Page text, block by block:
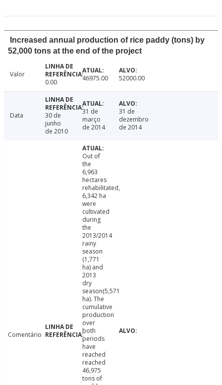
Increased annual production of rice paddy (tons) by
52,000 tons at the end of the project
Valor
0.00
46975.00 52000.00
Data
30 de
junho
de 2010
31 de
março
de 2014
31 de
dezembro
de 2014
Comentário
Out of
the
6,963
hectares
rehabilitated,
6,342 ha
were
cultivated
during
the
2013/2014
rainy
season
(1,771
ha) and
2013
dry
season(5,571
ha). The
cumulative
production
over
both
periods
have
reached
reached
46,975
tons of